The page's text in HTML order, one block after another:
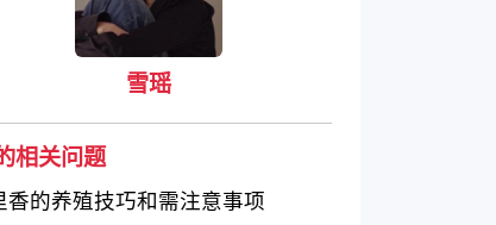
雪瑶
相关问题
香的养殖技巧和需注意事项